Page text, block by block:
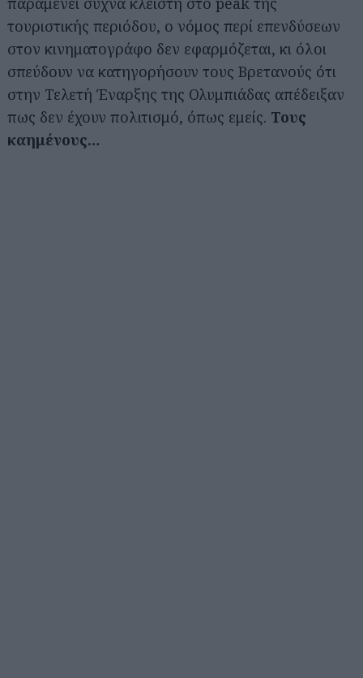
τουριστικής περιόδου, ο νόμος περί επενδύσεων
στον κινηματογράφο δεν εφαρμόζεται, κι όλοι
σπεύδουν να κατηγορήσουν τους Βρετανούς ότι
στην Τελετή Έναρξης της Ολυμπιάδας απέδειξαν
πως δεν έχουν πολιτισμό, όπως εμείς. Τους
καημένους…